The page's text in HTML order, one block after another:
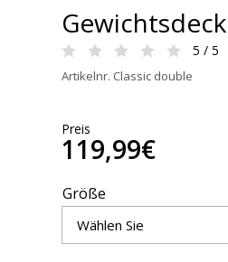
5 / 5
Artikelnr. Classic double
Preis
119,99€
Größe